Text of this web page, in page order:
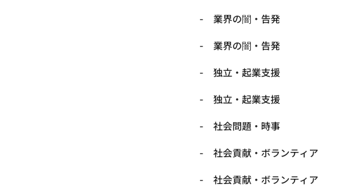
業界の闇・告発
業界の闇・告発
独立・起業支援
独立・起業支援
社会問題・時事
社会貢献・ボランティア
社会貢献・ボランティア